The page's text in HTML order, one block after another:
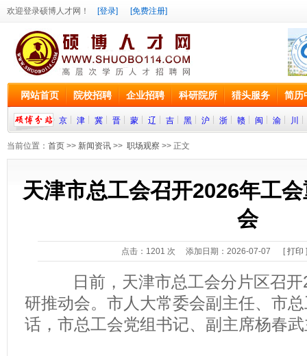
欢迎登录硕博人才网！ [登录] [免费注册]
网站首页 院校招聘 企业招聘 科研院所 猎头服务 简历
京 津 冀 晋 蒙 辽 吉 黑 沪 浙 赣 闽 渝 川
当前位置： 首页 >> 新闻资讯 >> 职场观察 >> 正文
天津市总工会召开2026年工
会
点击： 1201 次 添加日期：2026-07-07 [打印
日前，天津市总工会分片区召开
研推动会。市人大常委会副主任、市
话，市总工会党组书记、副主席杨春